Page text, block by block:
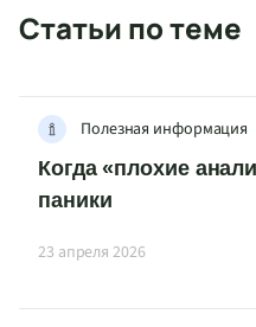
Статьи по теме
Полезная информация
Когда «плохие
паники
23 апреля 2026